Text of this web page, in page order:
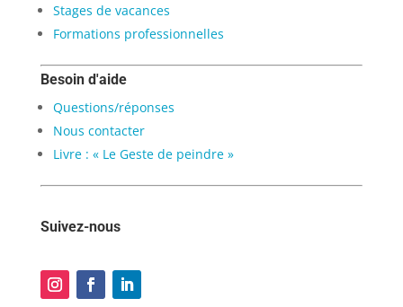
Stages de vacances
Formations professionnelles
Besoin d'aide
Questions/réponses
Nous contacter
Livre : « Le Geste de peindre »
Suivez-nous